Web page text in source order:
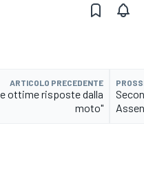
ARTICOLO PRECEDENTE
ottime risposte dalla
moto"
Assen